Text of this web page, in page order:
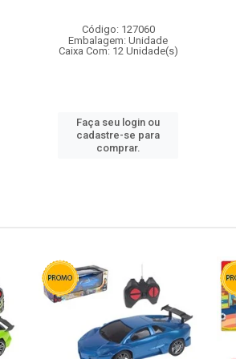
Código: 127060
Embalagem: Unidade
Caixa Com: 12 Unidade(s)
Faça seu login ou
cadastre-se para
comprar.